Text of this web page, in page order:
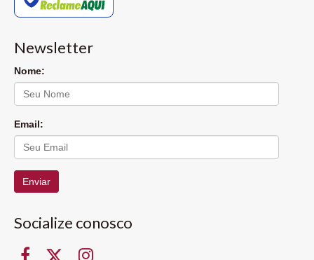
Newsletter
Nome:
Email:
Enviar
Socialize conosco